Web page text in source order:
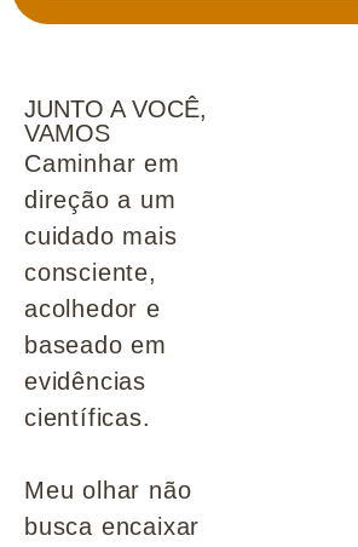
JUNTO A VOCÊ,
VAMOS
Caminhar em
direção a um
cuidado mais
consciente,
acolhedor e
baseado em
evidências
científicas.
Meu olhar não
busca encaixar